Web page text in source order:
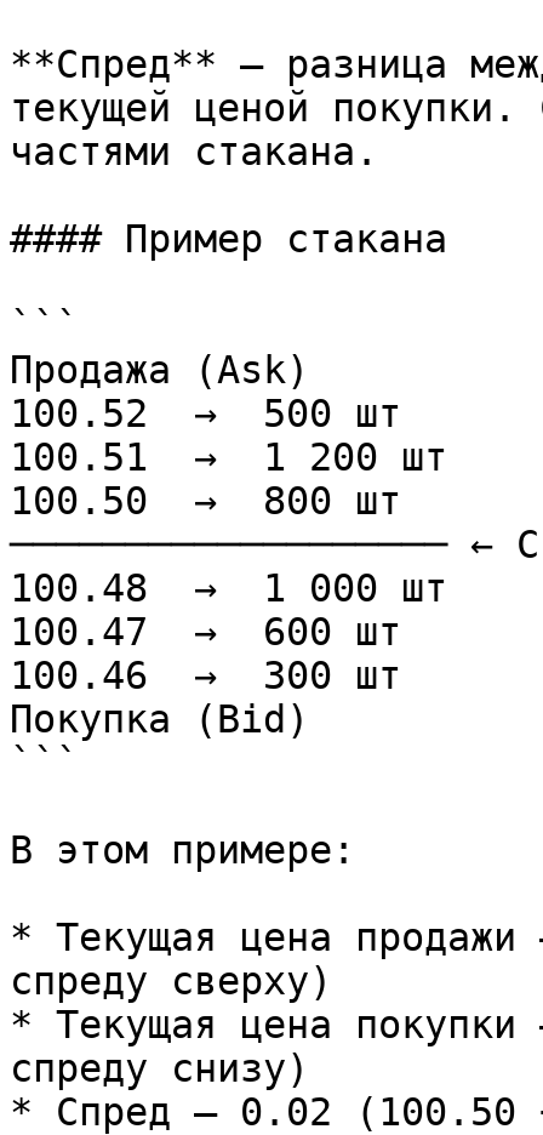
**Спред** — разница
текущей ценой покупки.
частями стакана.
#### Пример стакана
```
Продажа (Ask)
100.52  →  500 шт
100.51  →  1 200 шт
100.50  →  800 шт
─────────────────── ←
100.48  →  1 000 шт
100.47  →  600 шт
100.46  →  300 шт
Покупка (Bid)
```
В этом примере:
* Текущая цена
спреду сверху)
* Текущая цена
спреду снизу)
* Спред — 0.02 (100.50